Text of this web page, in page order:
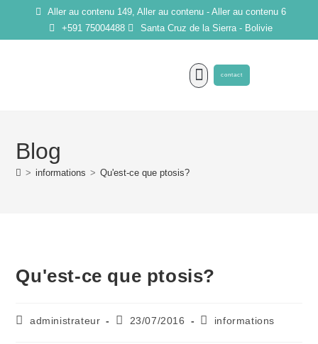
Aller au contenu 149, Aller au contenu - Aller au contenu 6
+591 75004488
Santa Cruz de la Sierra - Bolivie
contact
Blog
> informations > Qu'est-ce que ptosis?
Qu'est-ce que ptosis?
administrateur 23/07/2016 informations